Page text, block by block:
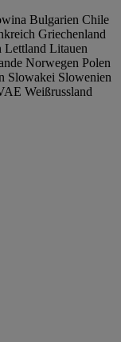
Bulgarien Chile
Griechenland
Lettland Litauen
Norwegen Polen
Slowakei Slowenien
Weißrussland